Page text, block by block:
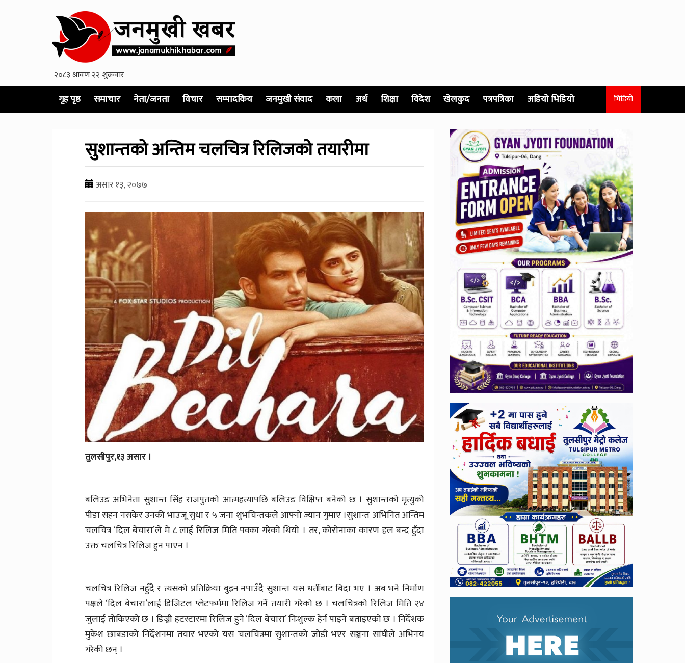
गृह पृष्ठ समाचार नेता/जनता विचार सम्पादकिय जनमुखी संवाद कला अर्थ शिक्षा विदेश खेलकुद पत्रपत्रिका अडियो भिडियो भिडियो
सुशान्तको अन्तिम चलचित्र रिलिजको तयारीमा
असार १३, २०७७
तुलसीपुर,१३ असार ।
बलिउड अभिनेता सुशान्त सिंह राजपुतको आत्महत्यापछि बलिउड विक्षिप्त बनेको छ । सुशान्तको मृत्युको
पीडा सहन नसकेर उनकी भाउजू सुधा र ५ जना शुभचिन्तकले आफ्नो ज्यान गुमाए ।सुशान्त अभिनित अन्तिम
चलचित्र ‘दिल बेचारा’ले मे ८ लाई रिलिज मिति पक्का गरेको थियो । तर, कोरोनाका कारण हल बन्द हुँदा
उक्त चलचित्र रिलिज हुन पाएन ।
चलचित्र रिलिज नहुँदै र त्यसको प्रतिक्रिया बुझ्न नपाउँदै सुशान्त यस धर्तीबाट बिदा भए । अब भने निर्माण
पक्षले ‘दिल बेचारा’लाई डिजिटल प्लेटफर्ममा रिलिज गर्ने तयारी गरेको छ । चलचित्रको रिलिज मिति २४
जुलाई तोकिएको छ । डिज्नी हटस्टारमा रिलिज हुने ‘दिल बेचारा’ निःशुल्क हेर्न पाइने बताइएको छ । निर्देशक
मुकेश छाबडाको निर्देशनमा तयार भएको यस चलचित्रमा सुशान्तको जोडी भएर सञ्जना सांघीले अभिनय
गरेकी छन् ।